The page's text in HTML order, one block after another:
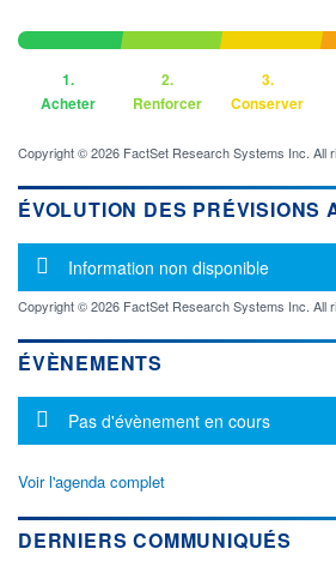
1.
Acheter
2.
Renforcer
3.
Conserver
Copyright © 2026 FactSet Research Systems Inc. All
ÉVOLUTION DES PRÉVISIONS
Message d'information
Information non disponible
Copyright © 2026 FactSet Research Systems Inc. All
ÉVÈNEMENTS
Message d'information
Pas d'évènement en cours
Voir l'agenda complet
DERNIERS COMMUNIQUÉS